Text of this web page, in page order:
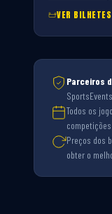
VER BILHETES
Parceiros
Todos os
Preços dos
obter o